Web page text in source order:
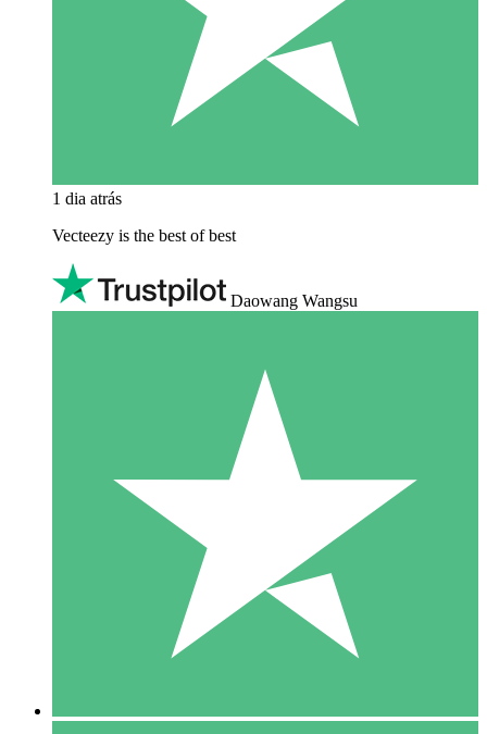
1 dia atrás
Vecteezy is the best of best
Daowang Wangsu